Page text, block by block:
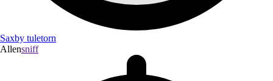
Saxby tuletorn
Allensniff